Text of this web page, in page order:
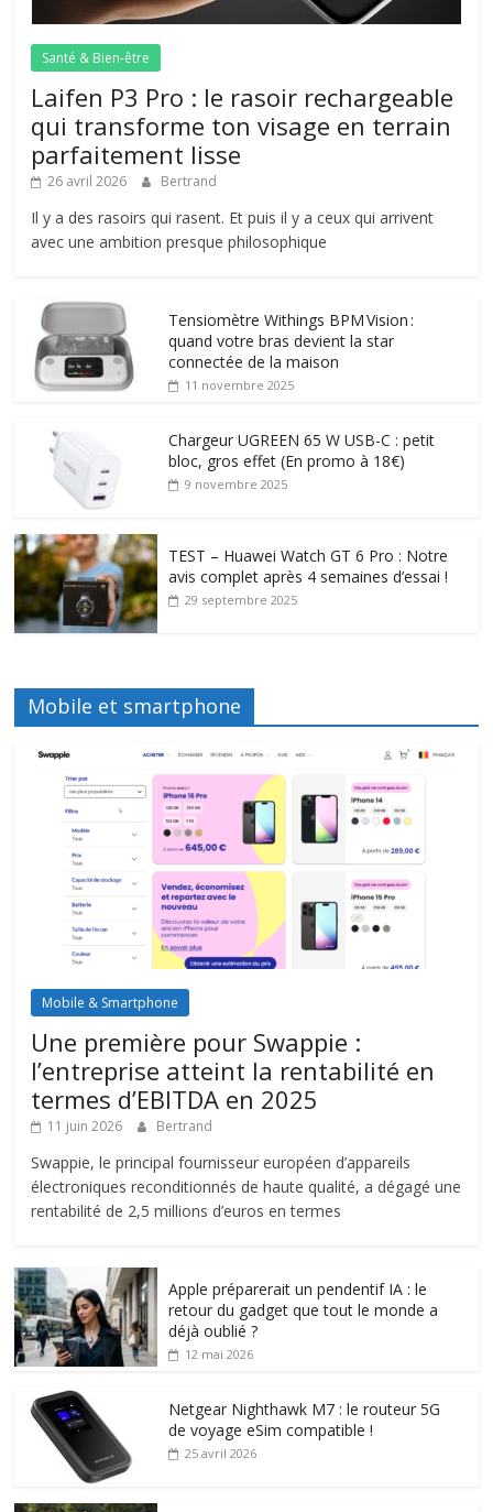
Santé & Bien-être
Laifen P3 Pro : le rasoir rechargeable
qui transforme ton visage en terrain
parfaitement lisse
26 avril 2026 Bertrand
Il y a des rasoirs qui rasent. Et puis il y a ceux qui arrivent
avec une ambition presque philosophique
Tensiomètre Withings BPM Vision :
quand votre bras devient la star
connectée de la maison
11 novembre 2025
Chargeur UGREEN 65 W USB-C : petit
bloc, gros effet (En promo à 18€)
9 novembre 2025
TEST – Huawei Watch GT 6 Pro : Notre
avis complet après 4 semaines d’essai !
29 septembre 2025
Mobile et smartphone
Mobile & Smartphone
Une première pour Swappie :
l’entreprise atteint la rentabilité en
termes d’EBITDA en 2025
11 juin 2026 Bertrand
Swappie, le principal fournisseur européen d’appareils
électroniques reconditionnés de haute qualité, a dégagé une
rentabilité de 2,5 millions d’euros en termes
Apple préparerait un pendentif IA : le
retour du gadget que tout le monde a
déjà oublié ?
12 mai 2026
Netgear Nighthawk M7 : le routeur 5G
de voyage eSim compatible !
25 avril 2026